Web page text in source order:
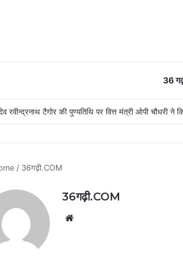
36
रवीन्द्रनाथ टैगोर की पुण्यतिथि पर वित्त मंत्री ओपी चौधरी ने
/ 36गढ़ी.COM
36गढ़ी.COM